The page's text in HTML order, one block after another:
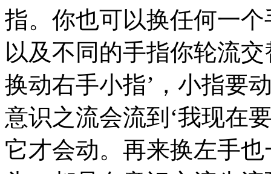
指。你也可以换任何一
以及不同的手指你轮流
换动右手小指’，小指要
意识之流会流到‘我现在
它才会动。再来换左手